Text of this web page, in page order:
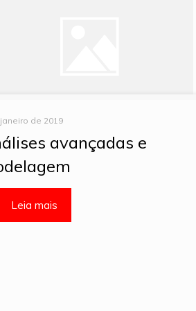
de 2019
avançadas e
Leia mais